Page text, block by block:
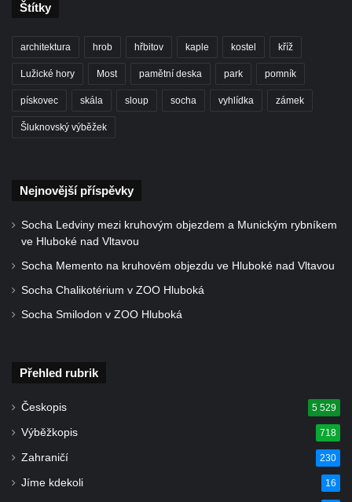
Štítky
architektura hrob hřbitov kaple kostel kříž
Lužické hory Most pamětní deska park pomník
pískovec skála sloup socha vyhlídka zámek
Šluknovský výběžek
Nejnovější příspěvky
Socha Ledviny mezi kruhovým objezdem a Munickým rybníkem
ve Hluboké nad Vltavou
Socha Memento na kruhovém objezdu ve Hluboké nad Vltavou
Socha Chalikotérium v ZOO Hluboká
Socha Smilodon v ZOO Hluboká
Přehled rubrik
Českopis 5 529
Výběžkopis 718
Zahraničí 230
Jíme kdekoli 16